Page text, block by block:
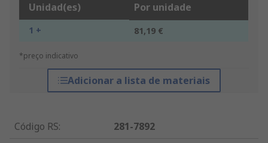
Unidad(es) Por unidade
1 + 81,19 €
*preço indicativo
Adicionar a lista de materiais
Código RS:
281-7892